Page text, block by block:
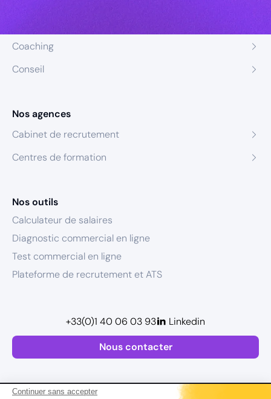
Continuer sans accepter
Coaching
Conseil
Nos agences
Cabinet de recrutement
Centres de formation
Nos outils
Calculateur de salaires
Diagnostic commercial en ligne
Test commercial en ligne
Plateforme de recrutement et ATS
Nous contacter
+33(0)1 40 06 03 93 Linkedin